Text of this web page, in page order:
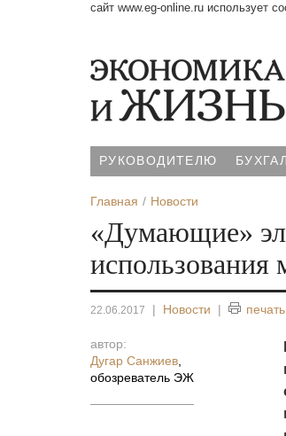
сайт www.eg-online.ru использует
РУКОВОДИТЕЛЮ
Главная Новости
«Думающие»
использования
22.06.2017 | Новости | печать
автор:
Дугар Санжиев
обозреватель ЭЖ